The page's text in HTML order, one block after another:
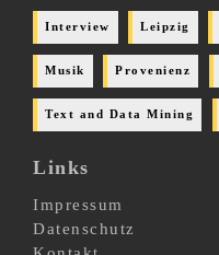
Interview Leipzig
Musik Provenienz
Text and Data Mining
Links
Impressum
Datenschutz